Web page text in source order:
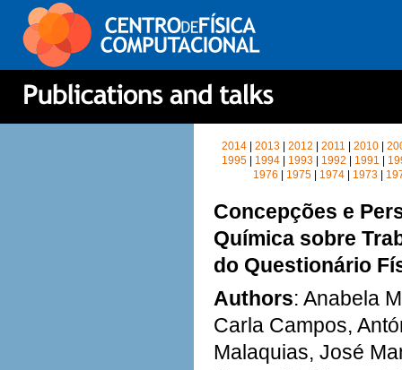
2014 |2013 |2012 |2011 |2010 |
1995| 1994| 1993| 1992 1991
1976
1975 1974 1973
Concepções e
Química sobre
do Questionário
Authors: Anabela
Carla Campos,
Malaquias, José